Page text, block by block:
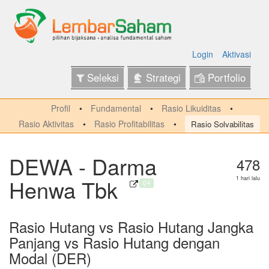
Login Aktivasi
Seleksi Strategi Portfolio
Profil Fundamental
Rasio Likuiditas
Rasio Aktivitas
Rasio Profitabilitas Rasio Solvabilitas
DEWA - Darma
Henwa Tbk Q4
478
1 hari lalu
Rasio Hutang vs Rasio Hutang Jangka
Panjang vs Rasio Hutang dengan
Modal (DER)